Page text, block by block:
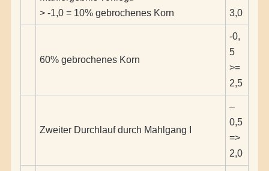
> -1,0 = 10% gebrochenes Korn
3,0
60% gebrochenes Korn
-0,
5
>=
2,5
Zweiter Durchlauf durch Mahlgang I
–
0,5
=>
2,0